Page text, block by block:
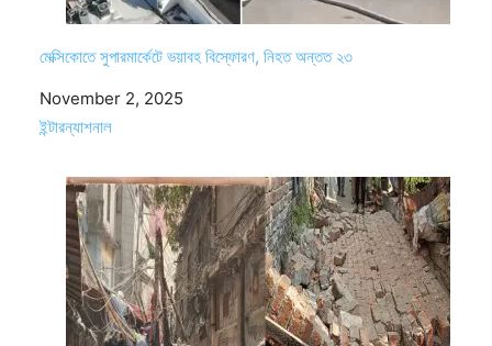
মেক্সিকোতে সুপারমার্কেটে ভয়াবহ বিস্ফোরণ, নিহত অন্তত ২৩
Date
November 2, 2025
In relation to
ইন্টারন্যাশনাল